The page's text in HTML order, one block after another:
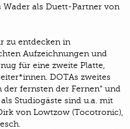
als Duett-Partner von
zu entdecken in
Aufzeichnungen und
für eine zweite Platte,
DOTAs zweites
fernsten der Fernen“ und
Studiogäste sind u.a. mit
von Lowtzow (Tocotronic),